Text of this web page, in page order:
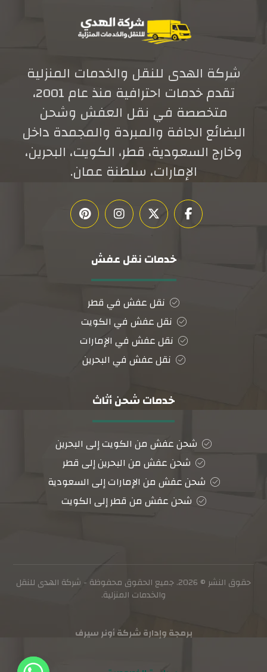
شركة الهدى للنقل والخدمات المنزلية
تقدم خدمات احترافية منذ عام 2001،
متخصصة في نقل العفش وشحن
البضائع الجافة والمبردة والمجمدة داخل
وخارج السعودية، قطر، الكويت، البحرين،
الإمارات، سلطنة عمان.
خدمات نقل عفش
نقل عفش في قطر
نقل عفش في الكويت
نقل عفش في الإمارات
نقل عفش في البحرين
خدمات شحن أثاث
شحن عفش من الكويت إلى البحرين
شحن عفش من البحرين إلى قطر
شحن عفش من الإمارات إلى السعودية
شحن عفش من قطر إلى الكويت
حقوق النشر © 2026. جميع الحقوق محفوظة - شركة الهدى للنقل
والخدمات المنزلية.
برمجة وإدارة شركة أونر سيرف